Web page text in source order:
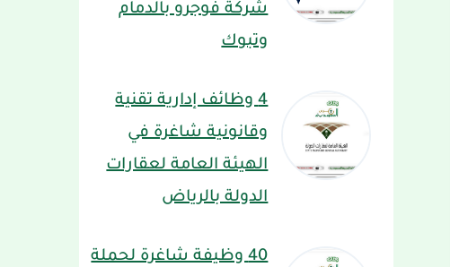
شركة فوجرو بالدمام
وتبوك
4 وظائف إدارية تقنية
وقانونية شاغرة في
الهيئة العامة لعقارات
الدولة بالرياض
40 وظيفة شاغرة لحملة